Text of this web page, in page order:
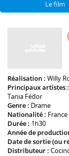
Le film
Réalisation : Willy
Principaux artistes :
Tania Fédor
Genre : Drame
Nationalité : France
Durée : 1h30
Année de
Date de sortie (ou
Distributeur :